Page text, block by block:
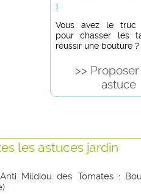
!
Vous avez le truc
pour chasser les
réussir une bouture ?
>>
astuce
les astuces jardin
Anti Mildiou des Tomates :